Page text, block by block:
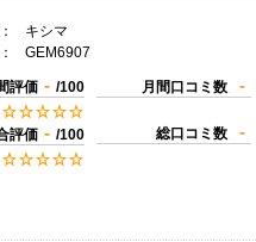
：
キシマ
： GEM6907
評価 - /100
評価 - /100
月間口コミ数 -
総口コミ数 -